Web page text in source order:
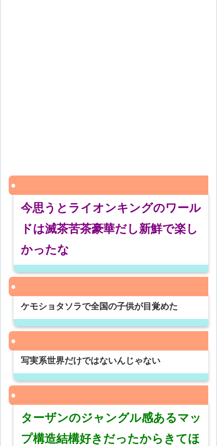
今思うとライオンキングのワール
ドは滅茶苦茶豪華だし新鮮で楽し
かったな
ケモショタソラで全国の子供が目覚めた
写実系世界だけではないんじゃない
ターザンのジャングル感あるマッ
プ構造結構好きだったからきてほ